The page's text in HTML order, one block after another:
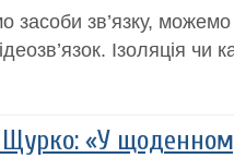
засоби зв’язку,
Ізоляція чи
«У